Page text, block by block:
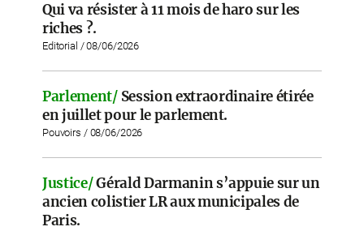
Qui va résister à 11 mois de haro sur les
riches ?.
Editorial / 08/06/2026
Parlement/ Session extraordinaire étirée
en juillet pour le parlement.
Pouvoirs / 08/06/2026
Justice/Gérald Darmanin s’appuie sur un
ancien colistier LR aux municipales de
Paris.